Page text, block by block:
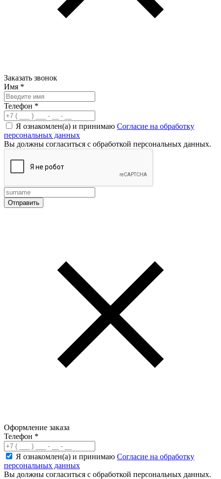
Заказать звонок
Имя *
Телефон *
Я ознакомлен(а) и принимаю Согласие на обработку
персональных данных
Вы должны согласиться с обработкой персональных данных.
Оформление заказа
Телефон *
Я ознакомлен(а) и принимаю Согласие на обработку
персональных данных
Вы должны согласиться с обработкой персональных данных.